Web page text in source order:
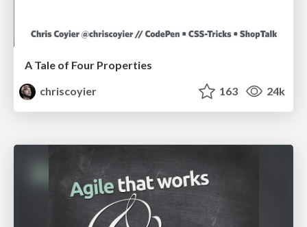
A Tale of Four Properties
chriscoyier
163 24k